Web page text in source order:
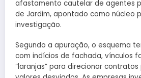
afastamento cautelar de agentes
de Jardim, apontado como núcleo
investigação.
Segundo a apuração, o esquema
com indícios de fachada, vínculos
“laranjas” para direcionar